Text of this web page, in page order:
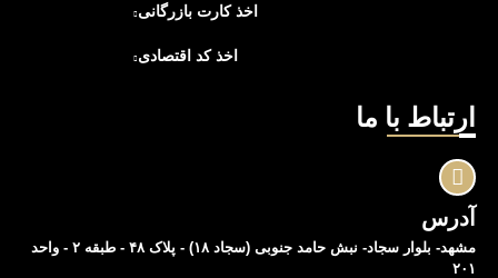
اخذ کارت بازرگانی
اخذ کد اقتصادی
ارتباط با ما
آدرس
مشهد- بلوار سجاد- نبش حامد جنوبی (سجاد ۱۸) - پلاک ۴۸ - طبقه ۲ - واحد
۲۰۱